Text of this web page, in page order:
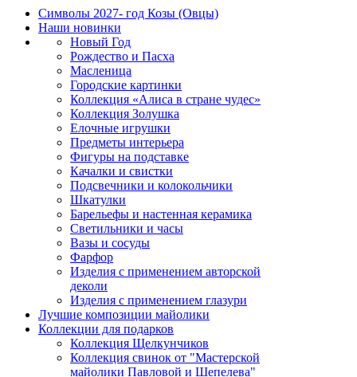
Символы 2027- год Козы (Овцы)
Наши новинки
Новый Год
Рождество и Пасха
Масленица
Городские картинки
Коллекция «Алиса в стране чудес»
Коллекция Золушка
Елочные игрушки
Предметы интерьера
Фигуры на подставке
Качалки и свистки
Подсвечники и колокольчики
Шкатулки
Барельефы и настенная керамика
Светильники и часы
Вазы и сосуды
Фарфор
Изделия с применением авторской
деколи
Изделия с применением глазури
Лучшие композиции майолики
Коллекции для подарков
Коллекция Щелкунчиков
Коллекция свинок от "Мастерской
майолики Павловой и Шепелева"